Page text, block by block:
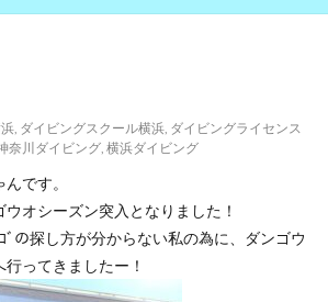
, ダイビングスクール横浜, ダイビングライセンス
奈川ダイビング, 横浜ダイビング
です。
オシーズン突入となりました！
ﾞの探し方が分からない私の為に、ダンゴウ
ってきましたー！